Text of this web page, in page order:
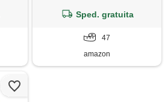
antiscivolo, pantaloni da
pesca, fattorie
Sped. gratuita
47
amazon